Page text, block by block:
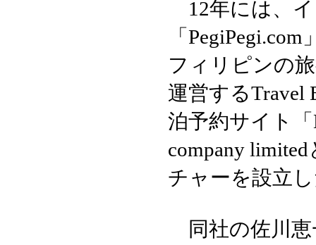
12年には、イ
「
フィリピンの
運営するTravel
泊予約サイト
company
チャーを設立
同社の佐川恵